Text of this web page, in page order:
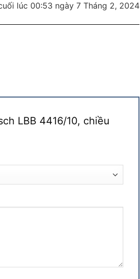
lúc 00:53 ngày 7 Tháng 2, 2024
LBB 4416/10, chiều